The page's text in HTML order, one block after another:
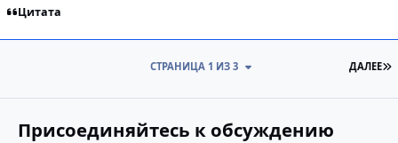
Цитата
ДАЛЕЕ
СТРАНИЦА 1 ИЗ 3
Присоединяйтесь к обсуждению